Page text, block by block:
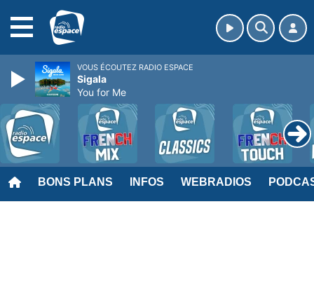
BONS PLANS INFOS WEBRADIOS
VOUS ÉCOUTEZ RADIO ESPACE
Sigala
You for Me